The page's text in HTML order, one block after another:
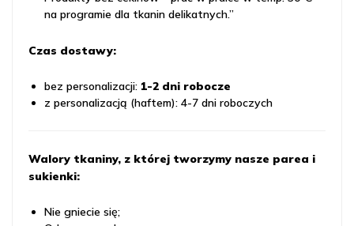
na programie dla tkanin delikatnych.”
Czas dostawy:
bez personalizacji: 1-2 dni robocze
z personalizacją (haftem): 4-7 dni roboczych
Walory tkaniny, z której tworzymy nasze parea i
sukienki:
Nie gniecie się;